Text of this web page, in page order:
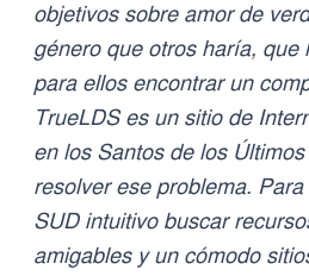
objetivos sobre amor de
género que otros haría, que
para ellos encontrar un
TrueLDS es un sitio de
en los Santos de los
resolver ese problema.
SUD intuitivo buscar
amigables y un cómodo